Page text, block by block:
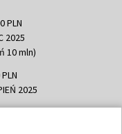
PLN
2025
10 mln)
2025